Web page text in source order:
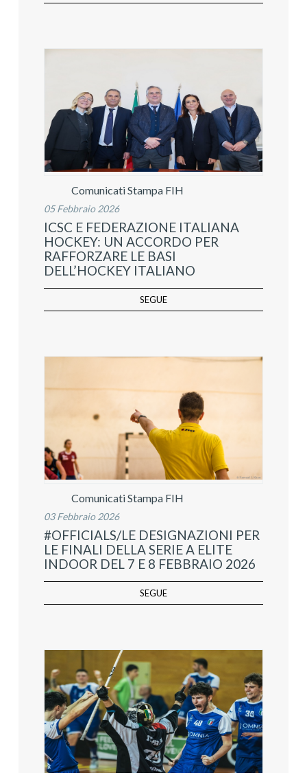
Comunicati Stampa FIH
05 Febbraio 2026
ICSC E FEDERAZIONE ITALIANA
HOCKEY: UN ACCORDO PER
RAFFORZARE LE BASI
DELL’HOCKEY ITALIANO
SEGUE
Comunicati Stampa FIH
03 Febbraio 2026
#OFFICIALS/LE DESIGNAZIONI PER
LE FINALI DELLA SERIE A ELITE
INDOOR DEL 7 E 8 FEBBRAIO 2026
SEGUE